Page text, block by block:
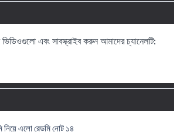
এবং সাবস্ক্রাইব করুন আমাদের চ্যানেলটি:
নিয়ে এলো রেডমি নোট ১৪